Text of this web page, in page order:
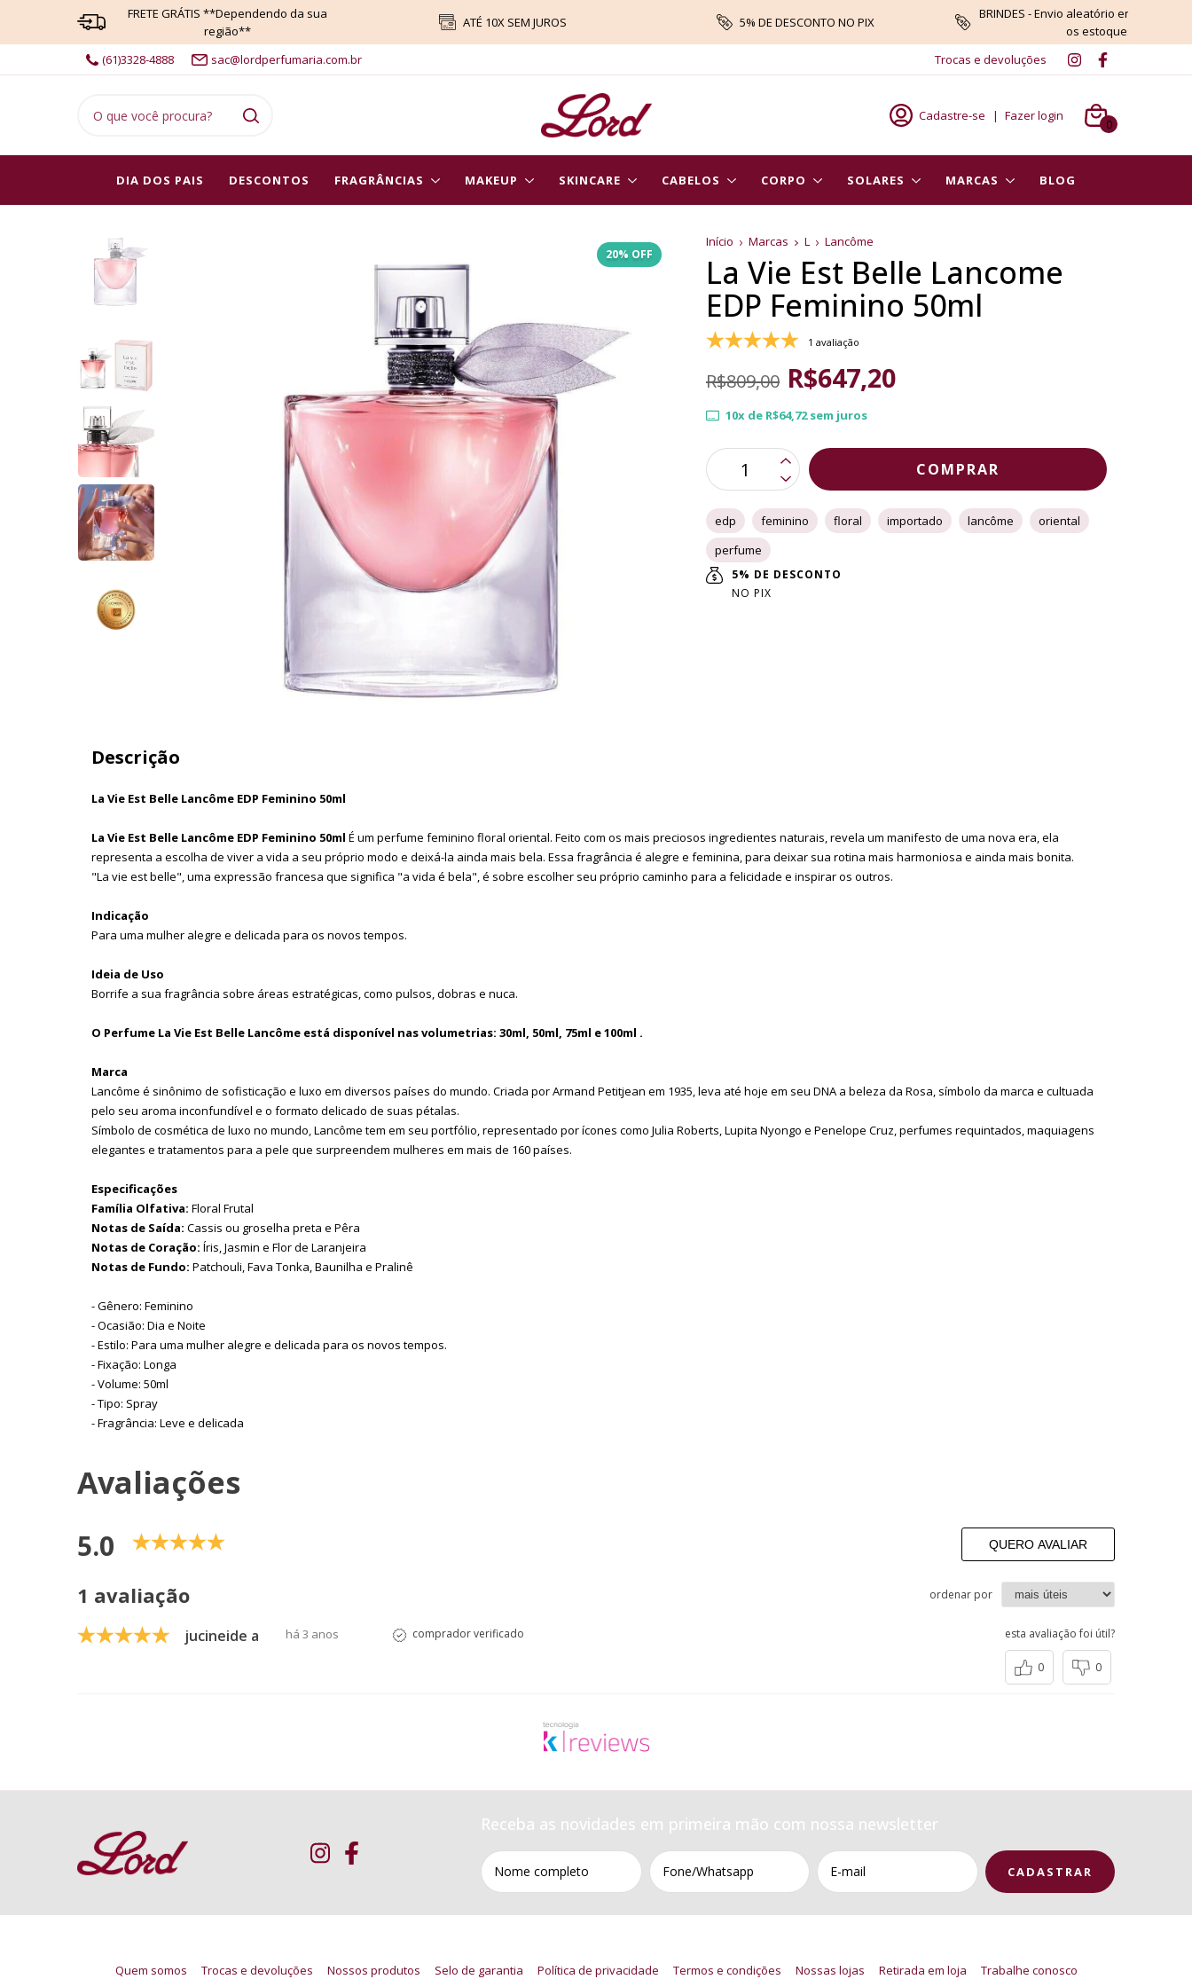
FRETE GRÁTIS **Dependendo da sua
região**
ATÉ 10X SEM JUROS 5% DE DESCONTO NO PIX
BRINDES - Envio aleatório enquanto
os estoques
(61)3328-4888
sac@lordperfumaria.com.br Trocas e devoluções
Cadastre-se | Fazer login
0
DIA DOS PAIS DESCONTOS FRAGRÂNCIAS MAKEUP SKINCARE CABELOS CORPO SOLARES MARCAS BLOG
20% OFF
Início Marcas L Lancôme
La Vie Est Belle Lancome
EDP Feminino 50ml
1 avaliação
R$809,00 R$647,20
10x de R$64,72sem juros
edp feminino floral importado lancôme
oriental
perfume
5% DE DESCONTO
NO PIX
Descrição
La Vie Est Belle Lancôme EDP Feminino 50ml
La Vie Est Belle Lancôme EDP Feminino 50ml É um perfume feminino floral oriental. Feito com os mais preciosos ingredientes naturais, revela um manifesto de uma nova era, ela
representa a escolha de viver a vida a seu próprio modo e deixá-la ainda mais bela. Essa fragrância é alegre e feminina, para deixar sua rotina mais harmoniosa e ainda mais bonita.
"La vie est belle", uma expressão francesa que significa "a vida é bela", é sobre escolher seu próprio caminho para a felicidade e inspirar os outros.
Indicação
Para uma mulher alegre e delicada para os novos tempos.
Ideia de Uso
Borrife a sua fragrância sobre áreas estratégicas, como pulsos, dobras e nuca.
O Perfume La Vie Est Belle Lancôme está disponível nas volumetrias: 30ml, 50ml, 75ml e 100ml .
Marca
Lancôme é sinônimo de sofisticação e luxo em diversos países do mundo. Criada por Armand Petitjean em 1935, leva até hoje em seu DNA a beleza da Rosa, símbolo da marca e cultuada
pelo seu aroma inconfundível e o formato delicado de suas pétalas.
Símbolo de cosmética de luxo no mundo, Lancôme tem em seu portfólio, representado por ícones como Julia Roberts, Lupita Nyongo e Penelope Cruz, perfumes requintados, maquiagens
elegantes e tratamentos para a pele que surpreendem mulheres em mais de 160 países.
Especificações
Família Olfativa: Floral Frutal
Notas de Saída: Cassis ou groselha preta e Pêra
Notas de Coração: Íris, Jasmin e Flor de Laranjeira
Notas de Fundo: Patchouli, Fava Tonka, Baunilha e Pralinê
- Gênero: Feminino
- Ocasião: Dia e Noite
- Estilo: Para uma mulher alegre e delicada para os novos tempos.
- Fixação: Longa
- Volume: 50ml
- Tipo: Spray
- Fragrância: Leve e delicada
Avaliações
5.0 QUERO AVALIAR
1 avaliação ordenar por
jucineide a há 3 anos comprador verificado esta avaliação foi útil?
0 0
Receba as novidades em primeira mão com nossa newsletter
Quem somos Trocas e devoluções Nossos produtos Selo de garantia Política de privacidade Termos e condições Nossas lojas Retirada em loja Trabalhe conosco